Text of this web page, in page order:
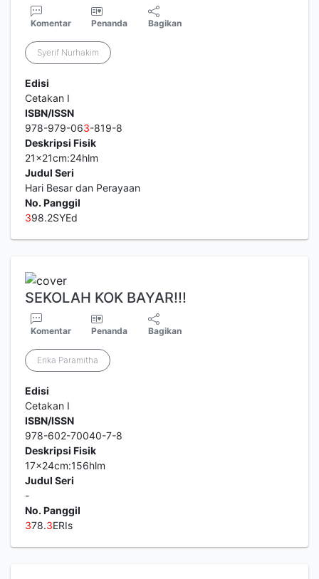
Komentar Penanda Bagikan
Syerif Nurhakim
Edisi
Cetakan I
ISBN/ISSN
978-979-063-819-8
Deskripsi Fisik
21x21cm:24hlm
Judul Seri
Hari Besar dan Perayaan
No. Panggil
398.2SYEd
SEKOLAH KOK BAYAR!!!
Komentar Penanda Bagikan
Erika Paramitha
Edisi
Cetakan I
ISBN/ISSN
978-602-70040-7-8
Deskripsi Fisik
17x24cm:156hlm
Judul Seri
-
No. Panggil
378.3ERIs